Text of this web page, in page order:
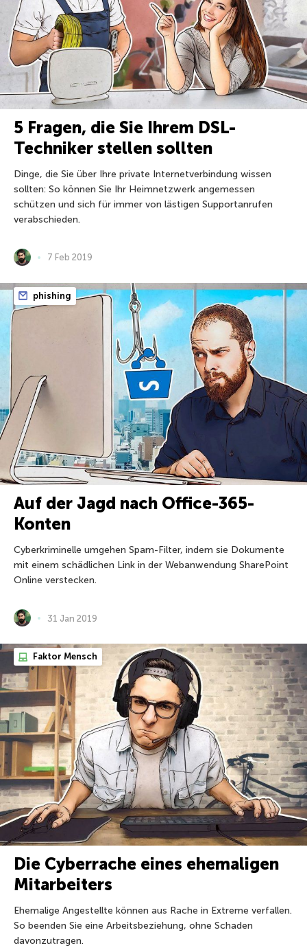
5 Fragen, die Sie Ihrem DSL-
Techniker stellen sollten
Dinge, die Sie über Ihre private Internetverbindung wissen
sollten: So können Sie Ihr Heimnetzwerk angemessen
schützen und sich für immer von lästigen Supportanrufen
verabschieden.
7 Feb 2019
phishing
Auf der Jagd nach Office-365-
Konten
Cyberkriminelle umgehen Spam-Filter, indem sie Dokumente
mit einem schädlichen Link in der Webanwendung SharePoint
Online verstecken.
31 Jan 2019
Faktor Mensch
Die Cyberrache eines ehemaligen
Mitarbeiters
Ehemalige Angestellte können aus Rache in Extreme verfallen.
So beenden Sie eine Arbeitsbeziehung, ohne Schaden
davonzutragen.